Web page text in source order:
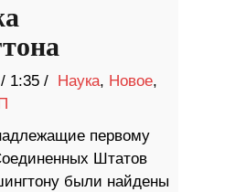
/ 1:35 / Наука, Новое,
первому
Штатов
были найдены